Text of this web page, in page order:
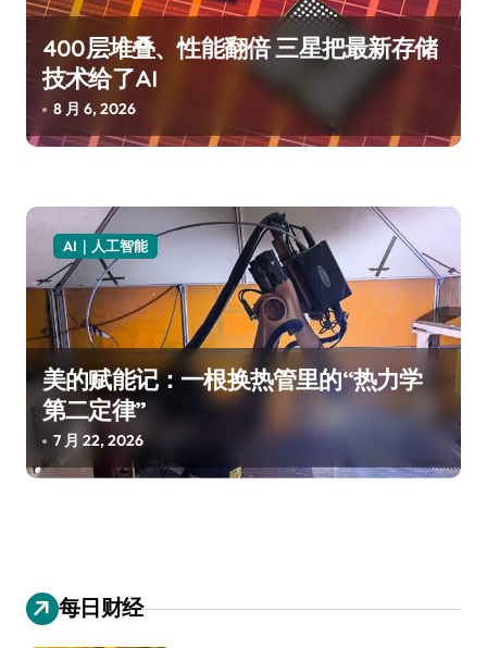
400层堆叠、性能翻倍 三星把最新存储
技术给了AI
8 月 6, 2026
AI｜人工智能
美的赋能记：一根换热管里的“热力学
第二定律”
7 月 22, 2026
每日财经